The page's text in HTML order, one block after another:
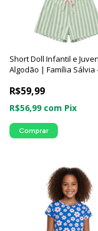
Short Doll Infantil e
Algodão | Família Sálvia
R$59,99
R$56,99 com Pix
Comprar